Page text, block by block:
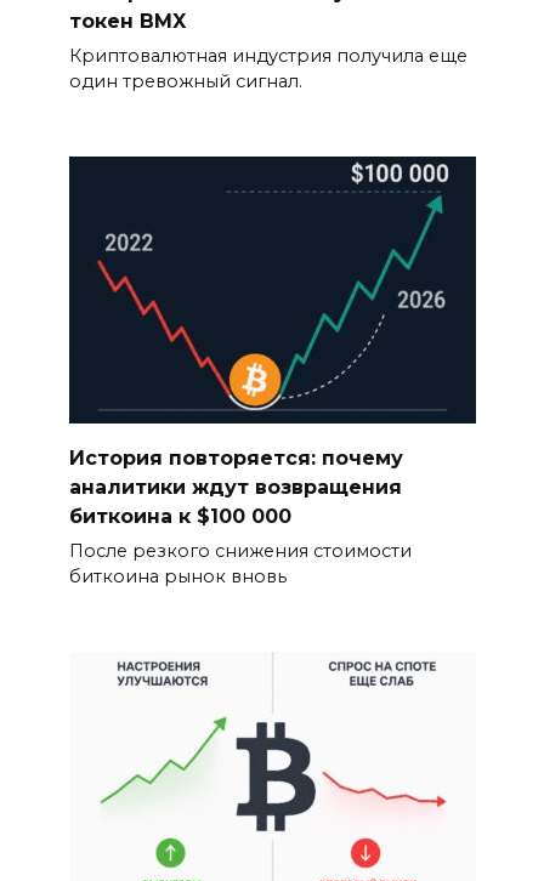
токен BMX
Криптовалютная индустрия получила еще
один тревожный сигнал.
История повторяется: почему
аналитики ждут возвращения
биткоина к $100 000
После резкого снижения стоимости
биткоина рынок вновь